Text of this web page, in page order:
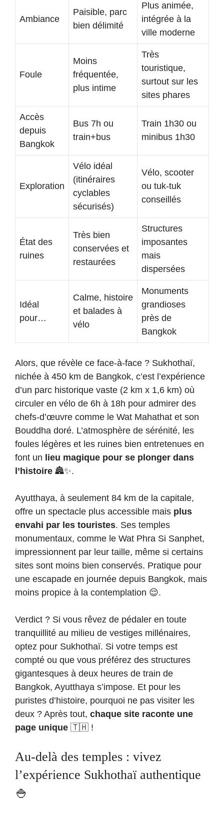
Ambiance
Paisible, parc
bien délimité
Plus animée,
intégrée à la
ville moderne
Foule
Moins
fréquentée,
plus intime
Très
touristique,
surtout sur les
sites phares
Accès
depuis
Bangkok
Bus 7h ou
train+bus
Train 1h30 ou
minibus 1h30
Exploration
Vélo idéal
(itinéraires
cyclables
sécurisés)
Vélo, scooter
ou tuk-tuk
conseillés
État des
ruines
Très bien
conservées et
restaurées
Structures
imposantes
mais
dispersées
Idéal
pour…
Calme, histoire
et balades à
vélo
Monuments
grandioses
près de
Bangkok
Alors, que révèle ce face-à-face ? Sukhothaï,
nichée à 450 km de Bangkok, c’est l’expérience
d’un parc historique vaste (2 km x 1,6 km) où
circuler en vélo de 6h à 18h pour admirer des
chefs-d’œuvre comme le Wat Mahathat et son
Bouddha doré. L’atmosphère de sérénité, les
foules légères et les ruines bien entretenues en
font un lieu magique pour se plonger dans
l’histoire 🏯✨.
Ayutthaya, à seulement 84 km de la capitale,
offre un spectacle plus accessible mais plus
envahi par les touristes. Ses temples
monumentaux, comme le Wat Phra Si Sanphet,
impressionnent par leur taille, même si certains
sites sont moins bien conservés. Pratique pour
une escapade en journée depuis Bangkok, mais
moins propice à la contemplation 😌.
Verdict ? Si vous rêvez de pédaler en toute
tranquillité au milieu de vestiges millénaires,
optez pour Sukhothaï. Si votre temps est
compté ou que vous préférez des structures
gigantesques à deux heures de train de
Bangkok, Ayutthaya s’impose. Et pour les
puristes d’histoire, pourquoi ne pas visiter les
deux ? Après tout, chaque site raconte une
page unique 🇹🇭 !
Au-delà des temples : vivez
l’expérience Sukhothaï authentique
🍚